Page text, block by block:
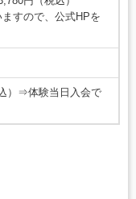
すので、公式HPを
）⇒体験当日入会で